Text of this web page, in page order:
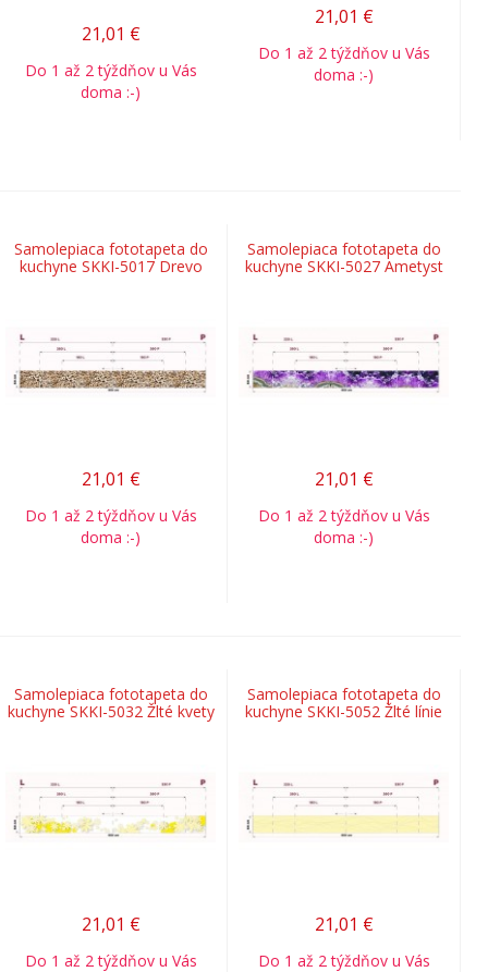
21,01 €
Do 1 až 2 týždňov u Vás
doma :-)
21,01 €
Do 1 až 2 týždňov u Vás
doma :-)
Samolepiaca fototapeta do
kuchyne SKKI-5017 Drevo
21,01 €
Do 1 až 2 týždňov u Vás
doma :-)
Samolepiaca fototapeta do
kuchyne SKKI-5027 Ametyst
21,01 €
Do 1 až 2 týždňov u Vás
doma :-)
Samolepiaca fototapeta do
kuchyne SKKI-5032 Žlté kvety
21,01 €
Do 1 až 2 týždňov u Vás
Samolepiaca fototapeta do
kuchyne SKKI-5052 Žlté línie
21,01 €
Do 1 až 2 týždňov u Vás